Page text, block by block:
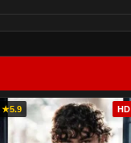
★5.9 HD